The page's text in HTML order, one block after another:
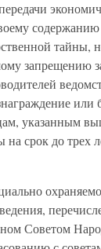
тайны,
запрещению
или
указанным
срок до трех
Советом